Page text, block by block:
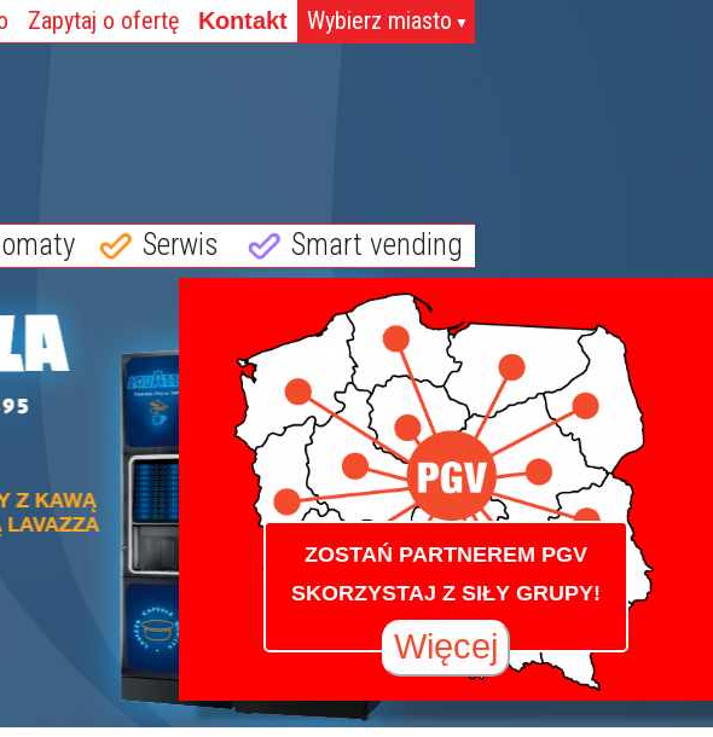
Zapytaj o ofertę Kontakt Wybierz miasto ▼
Serwis Smart vending
ZOSTAŃ PARTNEREM PGV
SKORZYSTAJ Z SIŁY GRUPY!
Więcej